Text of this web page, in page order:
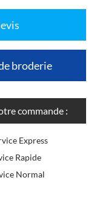
broderie
commande :
Express
Rapide
Normal